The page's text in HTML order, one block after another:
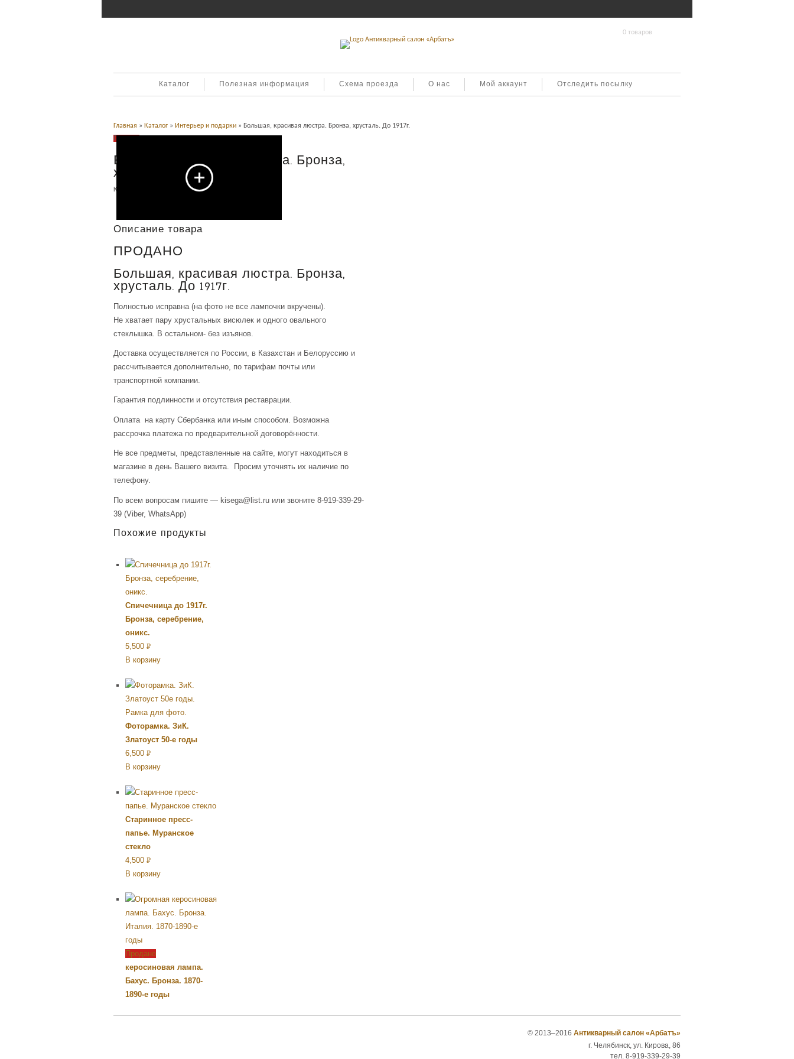
0 товаров
Каталог Полезная информация Схема проезда О нас Мой аккаунт Отследить посылку
Главная » Каталог » Интерьер и подарки » Большая, красивая люстра. Бронза, хрусталь. До 1917г.
Продано
Большая, красивая люстра. Бронза,
хрусталь. До 1917г.
Категория: Бронзовая скульптура
Описание товара
ПРОДАНО
Большая, красивая люстра. Бронза,
хрусталь. До 1917г.
Полностью исправна (на фото не все лампочки вкручены).
Не хватает пару хрустальных висюлек и одного овального
стеклышка. В остальном- без изъянов.
Доставка осуществляется по России, в Казахстан и Белоруссию и
рассчитывается дополнительно, по тарифам почты или
транспортной компании.
Гарантия подлинности и отсутствия реставрации.
Оплата на карту Сбербанка или иным способом. Возможна
рассрочка платежа по предварительной договорённости.
Не все предметы, представленные на сайте, могут находиться в
магазине в день Вашего визита. Просим уточнять их наличие по
телефону.
По всем вопросам пишите — kisega@list.ru или звоните 8-919-339-29-
39 (Viber, WhatsApp)
Похожие продукты
Спичечница до 1917г.
Бронза, серебрение,
оникс.
5,500 Р
УБ.
В корзину
Фоторамка. ЗиК.
Златоуст 50-е годы
6,500 Р
УБ.
В корзину
Старинное пресс-
папье. Муранское
стекло
4,500 Р
УБ.
В корзину
Продано
керосиновая лампа.
Бахус. Бронза. 1870-
1890-е годы
© 2013–2016 Антикварный салон «Арбатъ»
г. Челябинск, ул. Кирова, 86
тел. 8-919-339-29-39